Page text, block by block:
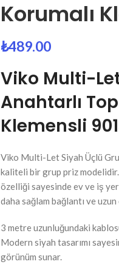
Korumalı
₺489.00
Viko Multi-
Anahtarlı
Klemensli
Viko Multi-Let Siyah Üçlü
kaliteli bir grup priz modelidir.
özelliği sayesinde ev ve iş
daha sağlam bağlantı ve
3 metre uzunluğundaki
Modern siyah tasarımı
görünüm sunar.